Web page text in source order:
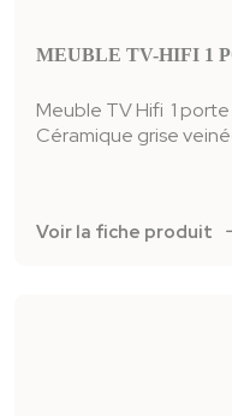
MEUBLE TV-HIFI 1
Meuble TV Hifi 1 porte
Céramique grise
Voir la fiche produit